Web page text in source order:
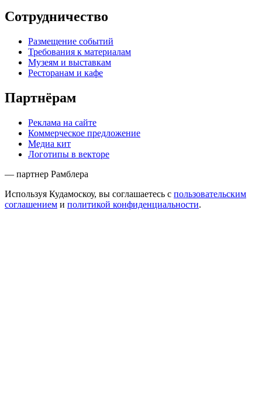
Сотрудничество
Размещение событий
Требования к материалам
Музеям и выставкам
Ресторанам и кафе
Партнёрам
Реклама на сайте
Коммерческое предложение
Медиа кит
Логотипы в векторе
— партнер Рамблера
Используя Кудамоскоу, вы соглашаетесь с пользовательским
соглашением и политикой конфиденциальности.